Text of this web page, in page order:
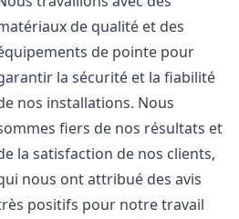
de qualité et des
de pointe pour
la sécurité et la fiabilité
nos installations. Nous
fiers de nos résultats et
la satisfaction de nos clients,
nous ont attribué des avis
positifs pour notre travail